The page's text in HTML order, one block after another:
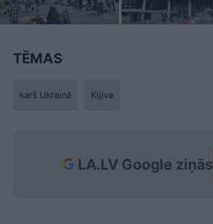
TĒMAS
karš Ukrainā Kijiva
LA.LV Google ziņās